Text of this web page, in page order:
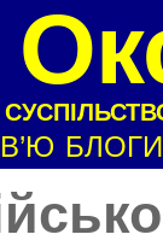
БЛОГИ